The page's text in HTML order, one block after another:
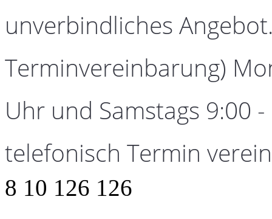
unverbindliches
Terminvereinbarung)
Uhr und Samstags 9:00
telefonisch Termin
8 10 126 126